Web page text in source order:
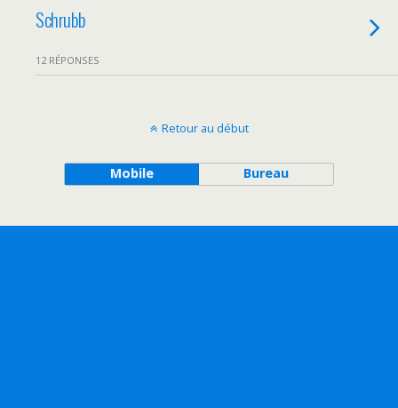
Schrubb
12 RÉPONSES
Retour au début
Mobile Bureau